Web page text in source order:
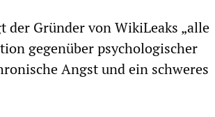
der Gründer von WikiLeaks „alle
gegenüber psychologischer
Angst und ein schweres